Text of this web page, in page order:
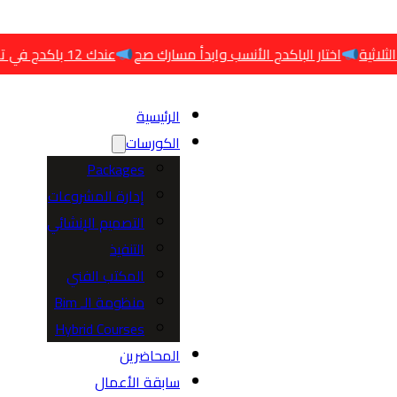
اختار الباكدج الأنسب وابدأ مسارك صح عندك 12 باكدج في تخصصات هندسية مختلفة
الرئيسية
الكورسات
Packages
إدارة المشروعات
التصميم الإنشائي
التنفيذ
المكتب الفني
منظومة الـ Bim
Hybrid Courses
المحاضرين
سابقة الأعمال